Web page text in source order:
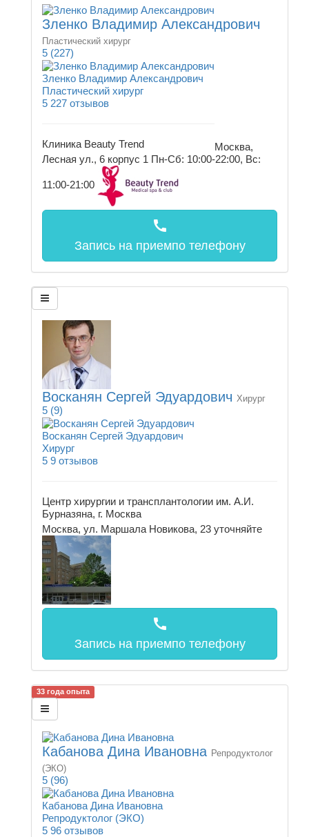
Зленко Владимир Александрович
Пластический хирург
5 (227)
Зленко Владимир Александрович
Пластический хирург
5 227 отзывов
Клиника Beauty Trend
Москва,
Лесная ул., 6 корпус 1 Пн-Сб: 10:00-22:00, Вс:
11:00-21:00
call
Запись на приемпо телефону
Восканян Сергей Эдуардович Хирург
5 (9)
Восканян Сергей Эдуардович
Хирург
5 9 отзывов
Центр хирургии и трансплантологии им. А.И.
Бурназяна, г. Москва
Москва, ул. Маршала Новикова, 23 уточняйте
call
Запись на приемпо телефону
33 года опыта
Кабанова Дина Ивановна Репродуктолог
(ЭКО)
5 (96)
Кабанова Дина Ивановна
Репродуктолог (ЭКО)
5 96 отзывов